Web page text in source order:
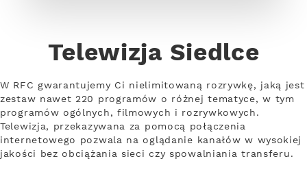
Telewizja Siedlce
W RFC gwarantujemy Ci nielimitowaną rozrywkę, jaką jest
zestaw nawet 220 programów o różnej tematyce, w tym
programów ogólnych, filmowych i rozrywkowych.
Telewizja, przekazywana za pomocą połączenia
internetowego pozwala na oglądanie kanałów w wysokiej
jakości bez obciążania sieci czy spowalniania transferu.